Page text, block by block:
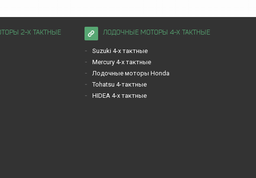
2-Х ТАКТНЫЕ ЛОДОЧНЫЕ МОТОРЫ 4-Х ТАКТНЫЕ
Suzuki 4-х тактные
Mercury 4-х тактные
Лодочные моторы Honda
Tohatsu 4-тактные
HIDEA 4-х тактные